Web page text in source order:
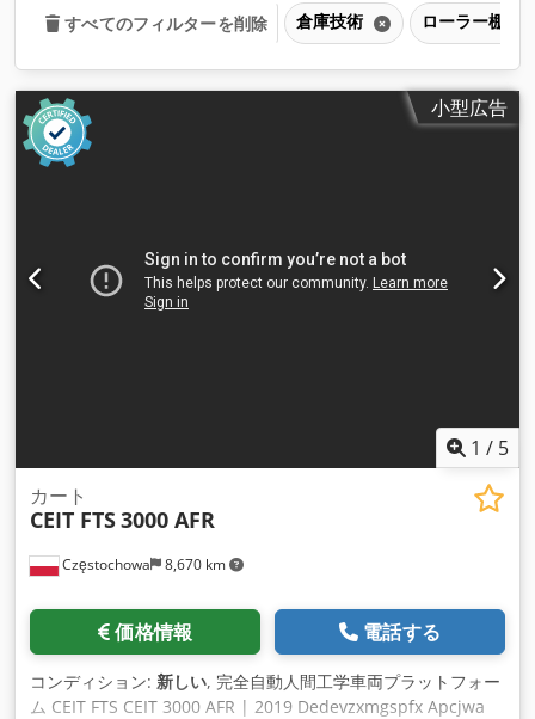
すべてのフィルターを削除 倉庫技術 ローラー棚シ
小型広告
1 / 5
Częstochowa 8,670 km
カート
CEIT FTS3000 AFR
価格情報 電話する
コンディション: 新しい, 完全自動人間工学車両プラットフォー
ム CEIT FTS CEIT 3000 AFR | 2019 Dedevzxmgspfx Apcjwa